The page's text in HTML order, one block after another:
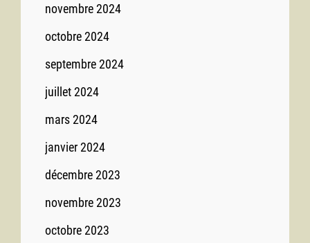
novembre 2024
octobre 2024
septembre 2024
juillet 2024
mars 2024
janvier 2024
décembre 2023
novembre 2023
octobre 2023